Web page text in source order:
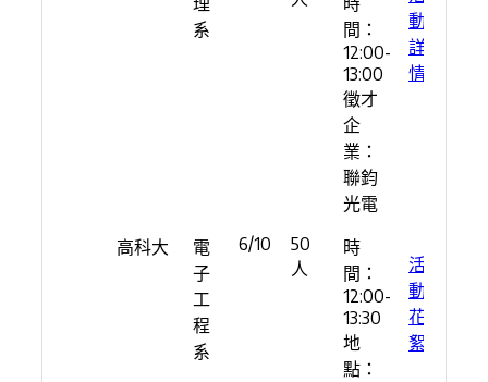
求說
明
系
間：
12:00-
13:00
徵才
企
業：
聯鈞
光電
動
詳
情
高科大
電
子
工
程
系
6/10
50
人
時
間：
12:00-
13:30
地
點：
活
動
花
絮